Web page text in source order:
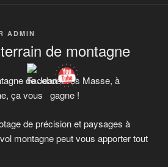
ADMIN
de montagne
de Jean-Yves Masse, à
ça vous gagne !
de précision et paysages à
montagne peut vous apporter tout